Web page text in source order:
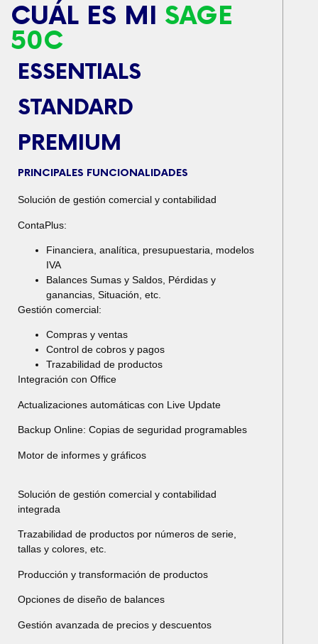
CUÁL ES MI SAGE
50C
ESSENTIALS
STANDARD
PREMIUM
PRINCIPALES FUNCIONALIDADES
Solución de gestión comercial y contabilidad
ContaPlus:
Financiera, analítica, presupuestaria, modelos
IVA
Balances Sumas y Saldos, Pérdidas y
ganancias, Situación, etc.
Gestión comercial:
Compras y ventas
Control de cobros y pagos
Trazabilidad de productos
Integración con Office
Actualizaciones automáticas con Live Update
Backup Online: Copias de seguridad programables
Motor de informes y gráficos
Solución de gestión comercial y contabilidad
integrada
Trazabilidad de productos por números de serie,
tallas y colores, etc.
Producción y transformación de productos
Opciones de diseño de balances
Gestión avanzada de precios y descuentos